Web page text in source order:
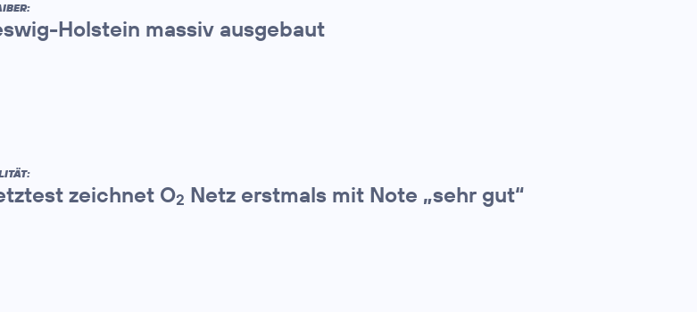
Holstein massiv ausgebaut
zeichnet O2 Netz erstmals mit Note „sehr gut“